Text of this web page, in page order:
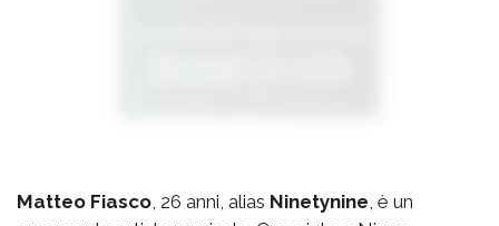
Matteo Fiasco, 26 anni, alias Ninetynine, è un